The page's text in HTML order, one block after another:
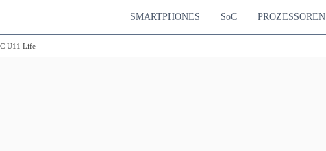
SMARTPHONES SoC PROZESSOREN
U11 Life